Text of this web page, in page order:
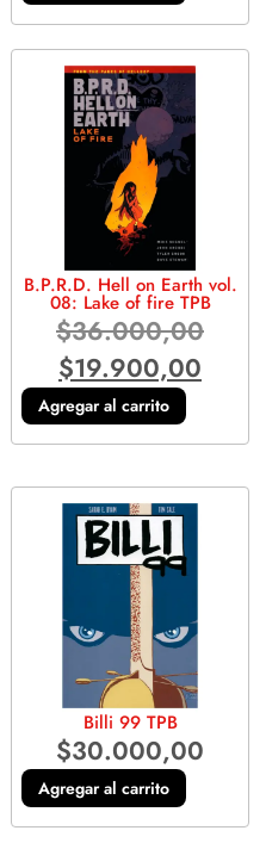
B.P.R.D. Hell on Earth vol.
08: Lake of fire TPB
$36.000,00
$19.900,00
Agregar al carrito
Billi 99 TPB
$30.000,00
Agregar al carrito